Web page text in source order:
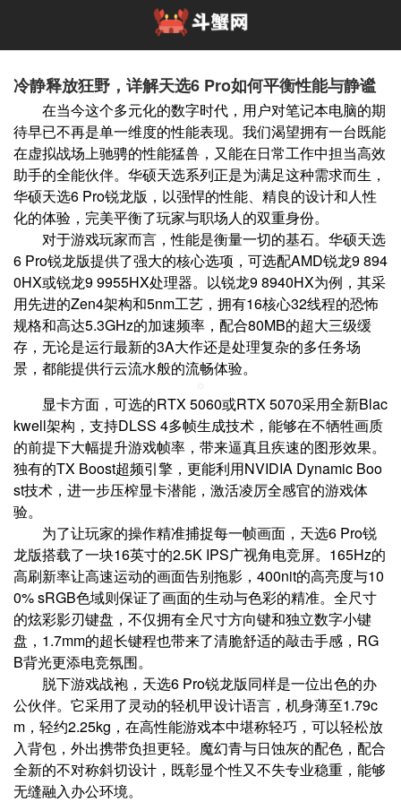
冷静释放狂野，详解天选6 Pro如何平衡性能与静谧
在当今这个多元化的数字时代，用户对笔记本电脑的期
待早已不再是单一维度的性能表现。我们渴望拥有一台既能
在虚拟战场上驰骋的性能猛兽，又能在日常工作中担当高效
助手的全能伙伴。华硕天选系列正是为满足这种需求而生，
华硕天选6 Pro锐龙版，以强悍的性能、精良的设计和人性
化的体验，完美平衡了玩家与职场人的双重身份。
对于游戏玩家而言，性能是衡量一切的基石。华硕天选
6 Pro锐龙版提供了强大的核心选项，可选配AMD锐龙9 894
0HX或锐龙9 9955HX处理器。以锐龙9 8940HX为例，其采
用先进的Zen4架构和5nm工艺，拥有16核心32线程的恐怖
规格和高达5.3GHz的加速频率，配合80MB的超大三级缓
存，无论是运行最新的3A大作还是处理复杂的多任务场
景，都能提供行云流水般的流畅体验。
显卡方面，可选的RTX 5060或RTX 5070采用全新Blac
kwell架构，支持DLSS 4多帧生成技术，能够在不牺牲画质
的前提下大幅提升游戏帧率，带来逼真且疾速的图形效果。
独有的TX Boost超频引擎，更能利用NVIDIA Dynamic Boo
st技术，进一步压榨显卡潜能，激活凌厉全感官的游戏体
验。
为了让玩家的操作精准捕捉每一帧画面，天选6 Pro锐
龙版搭载了一块16英寸的2.5K IPS广视角电竞屏。165Hz的
高刷新率让高速运动的画面告别拖影，400nit的高亮度与10
0% sRGB色域则保证了画面的生动与色彩的精准。全尺寸
的炫彩影刃键盘，不仅拥有全尺寸方向键和独立数字小键
盘，1.7mm的超长键程也带来了清脆舒适的敲击手感，RG
B背光更添电竞氛围。
脱下游戏战袍，天选6 Pro锐龙版同样是一位出色的办
公伙伴。它采用了灵动的轻机甲设计语言，机身薄至1.79c
m，轻约2.25kg，在高性能游戏本中堪称轻巧，可以轻松放
入背包，外出携带负担更轻。魔幻青与日蚀灰的配色，配合
全新的不对称斜切设计，既彰显个性又不失专业稳重，能够
无缝融入办公环境。